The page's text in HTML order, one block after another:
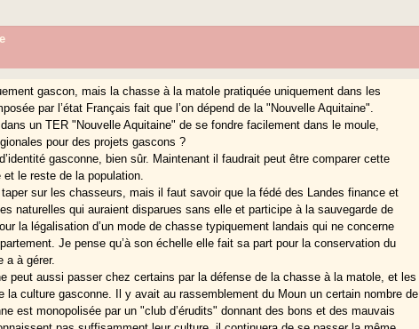
gascon, mais la chasse à la matole pratiquée uniquement dans les
par l’état Français fait que l’on dépend de la "Nouvelle Aquitaine".
un TER "Nouvelle Aquitaine" de se fondre facilement dans le moule,
pour des projets gascons ?
gasconne, bien sûr. Maintenant il faudrait peut être comparer cette
le reste de la population.
sur les chasseurs, mais il faut savoir que la fédé des Landes finance et
naturelles qui auraient disparues sans elle et participe à la sauvegarde de
la légalisation d’un mode de chasse typiquement landais qui ne concerne
Je pense qu’à son échelle elle fait sa part pour la conservation du
a à gérer.
peut aussi passer chez certains par la défense de la chasse à la matole, et les
la culture gasconne. Il y avait au rassemblement du Moun un certain nombre de
est monopolisée par un "club d’érudits" donnant des bons et des mauvais